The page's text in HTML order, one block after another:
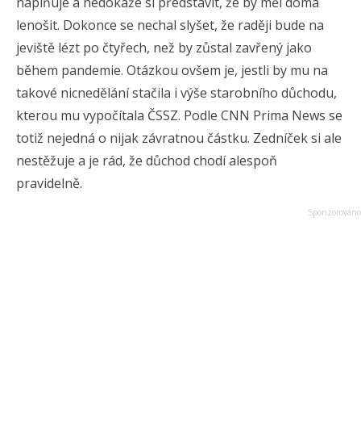
lenošit. Dokonce se nechal slyšet, že raději bude na
jeviště lézt po čtyřech, než by zůstal zavřený jako
během pandemie. Otázkou ovšem je, jestli by mu na
takové nicnedělání stačila i výše starobního důchodu,
kterou mu vypočítala ČSSZ. Podle CNN Prima News se
totiž nejedná o nijak závratnou částku. Zedníček si ale
nestěžuje a je rád, že důchod chodí alespoň
pravidelně.